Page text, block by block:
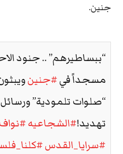
جنين.
“ببساطيرهم” .. جنود
مسجداً في#جنين
“صلوات تلمودية” ورسائل
تهديد!#الشجاعيه
#سرايا_القدس